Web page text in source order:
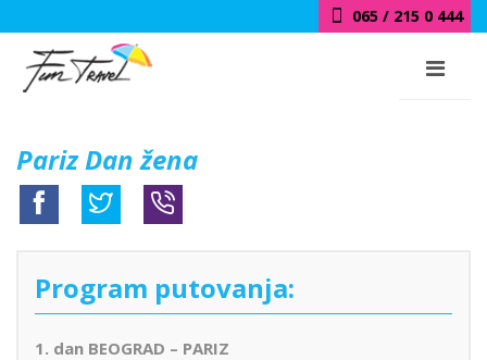
065 / 215 0 444
Pariz Dan žena
Program putovanja:
1. dan BEOGRAD – PARIZ